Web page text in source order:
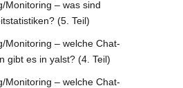
Monitoring – was sind
(5. Teil)
Monitoring – welche Chat-
gibt es in yalst? (4. Teil)
Monitoring – welche Chat-